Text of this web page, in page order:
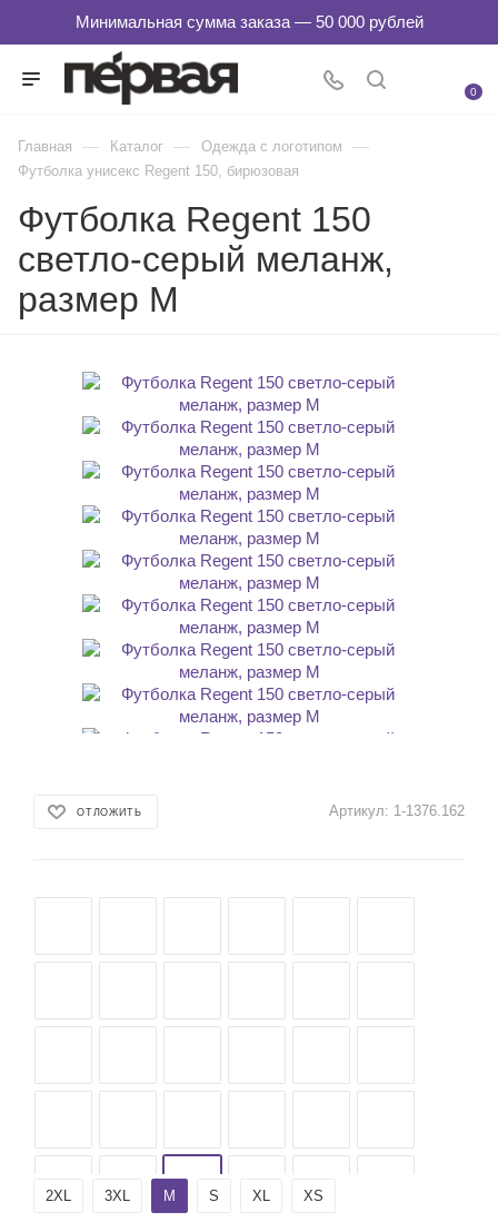
0
Главная — Каталог — Одежда с логотипом —
Футболка унисекс Regent 150, бирюзовая
Футболка Regent 150
светло-серый меланж,
размер M
ОТЛОЖИТЬ Артикул: 1-1376.162
2XL 3XL M S XL XS